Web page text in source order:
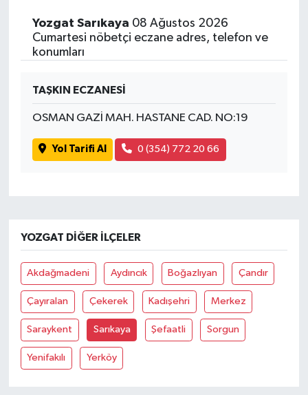
Yozgat Sarıkaya 08 Ağustos 2026
Cumartesi nöbetçi eczane adres, telefon ve
konumları
TAŞKIN ECZANESİ
OSMAN GAZİ MAH. HASTANE CAD. NO:19
Yol Tarifi Al 0 (354) 772 20 66
YOZGAT DIĞER İLÇELER
Akdağmadeni Aydıncık Boğazlıyan Çandır
Çayıralan Çekerek Kadışehri Merkez
Saraykent Sarıkaya Şefaatli Sorgun
Yenifakılı Yerköy